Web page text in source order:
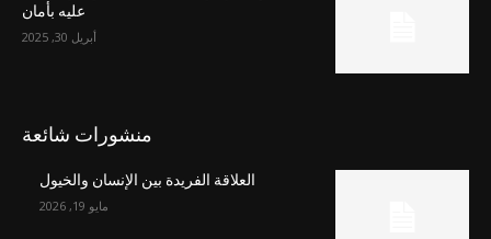
عليه بأمان
أبريل 30, 2025
منشورات شائعة
العلاقة الفريدة بين الإنسان والخيول
مايو 19, 2026